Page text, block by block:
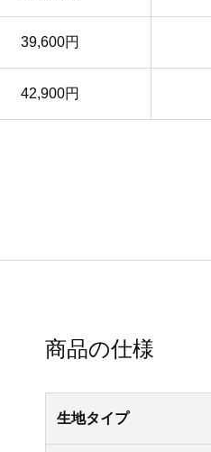
39,600円
42,900円
商品の仕様
生地タイプ